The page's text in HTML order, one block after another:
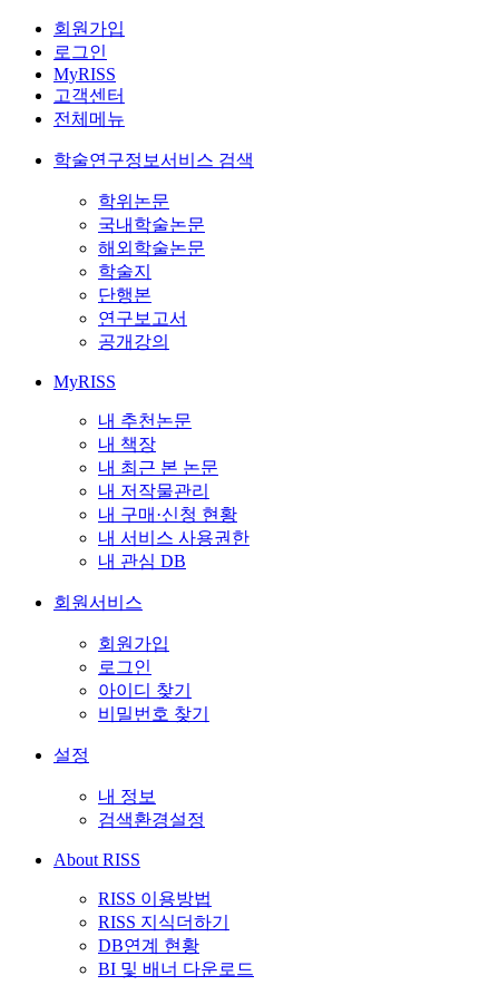
회원가입
로그인
MyRISS
고객센터
전체메뉴
학술연구정보서비스 검색
학위논문
국내학술논문
해외학술논문
학술지
단행본
연구보고서
공개강의
MyRISS
내 추천논문
내 책장
내 최근 본 논문
내 저작물관리
내 구매·신청 현황
내 서비스 사용권한
내 관심 DB
회원서비스
회원가입
로그인
아이디 찾기
비밀번호 찾기
설정
내 정보
검색환경설정
About RISS
RISS 이용방법
RISS 지식더하기
DB연계 현황
BI 및 배너 다운로드